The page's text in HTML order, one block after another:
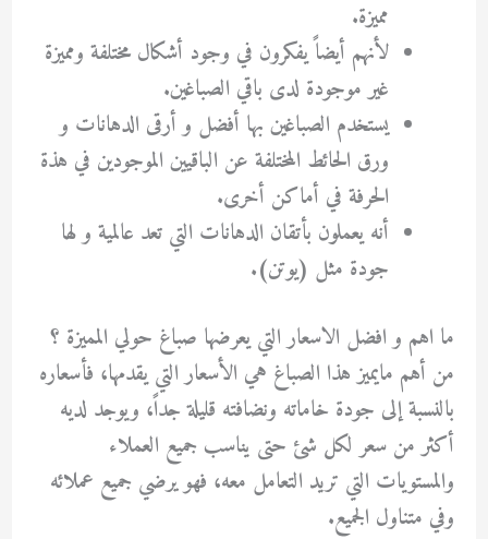
مميزة.
لأنهم أيضاً يفكرون في وجود أشكال مختلفة ومميزة
غير موجودة لدى باقي الصباغين.
يستخدم الصباغين بها أفضل و أرقى الدهانات و
ورق الحائط المختلفة عن الباقيين الموجودين في هذة
الحرفة في أماكن أخرى.
أنه يعملون بأتقان الدهانات التي تعد عالمية و لها
جودة مثل (يوتن).
ما اهم و افضل الاسعار التي يعرضها صباغ حولي المميزة ؟
من أهم مايميز هذا الصباغ هي الأسعار التي يقدمها، فأسعاره
بالنسبة إلى جودة خاماته ونضافته قليلة جداً، ويوجد لديه
أكثر من سعر لكل شئ حتى يناسب جميع العملاء
والمستويات التي تريد التعامل معه، فهو يرضي جميع عملائه
وفي متناول الجميع.